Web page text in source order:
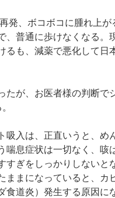
発、ボコボコに腫れ上が
、普通に歩けなくなる。
るも、減薬で悪化して日
たが、お医者様の判断で
吸入は、正直いうと、め
喘息症状は一切なく、咳
すぎをしっかりしないと
ままになっていると、カ
食道炎）発生する原因に